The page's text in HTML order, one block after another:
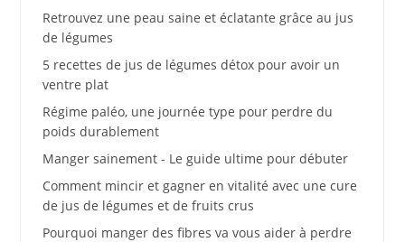
Retrouvez une peau saine et éclatante grâce au jus
de légumes
5 recettes de jus de légumes détox pour avoir un
ventre plat
Régime paléo, une journée type pour perdre du
poids durablement
Manger sainement - Le guide ultime pour débuter
Comment mincir et gagner en vitalité avec une cure
de jus de légumes et de fruits crus
Pourquoi manger des fibres va vous aider à perdre